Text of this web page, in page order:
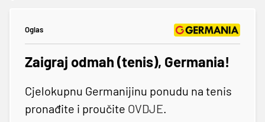
Oglas
Zaigraj odmah (tenis), Germania!
Cjelokupnu Germanijinu ponudu na tenis
pronađite i proučite OVDJE.